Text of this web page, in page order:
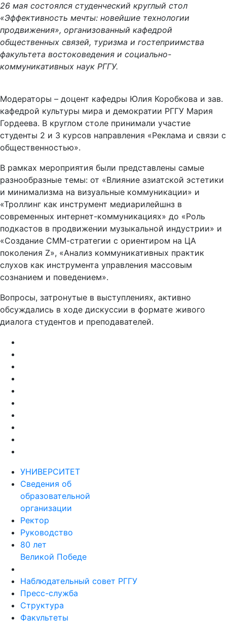
26 мая состоялся студенческий круглый стол
«Эффективность мечты: новейшие технологии
продвижения», организованный кафедрой
общественных связей, туризма и гостеприимства
факультета востоковедения и социально-
коммуникативных наук РГГУ.
Модераторы – доцент кафедры Юлия Коробкова и зав.
кафедрой культуры мира и демократии РГГУ Мария
Гордеева. В круглом столе принимали участие
студенты 2 и 3 курсов направления «Реклама и связи с
общественностью».
В рамках мероприятия были представлены самые
разнообразные темы: от «Влияние азиатской эстетики
и минимализма на визуальные коммуникации» и
«Троллинг как инструмент медиарилейшнз в
современных интернет-коммуникациях» до «Роль
подкастов в продвижении музыкальной индустрии» и
«Создание СММ-стратегии с ориентиром на ЦА
поколения Z», «Анализ коммуникативных практик
слухов как инструмента управления массовым
сознанием и поведением».
Вопросы, затронутые в выступлениях, активно
обсуждались в ходе дискуссии в формате живого
диалога студентов и преподавателей.
УНИВЕРСИТЕТ
Сведения об
образовательной
организации
Ректор
Руководство
80 лет
Великой Победе
Наблюдательный совет РГГУ
Пресс-служба
Структура
Факультеты